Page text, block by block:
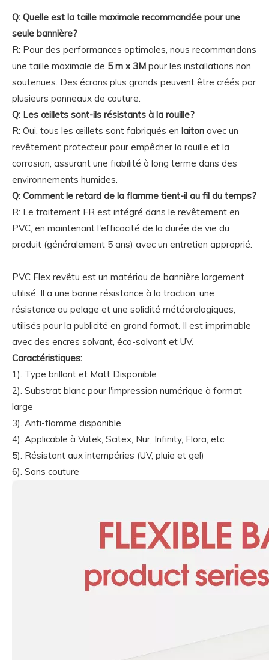
Q: Quelle est la taille maximale recommandée pour une
seule bannière?
R: Pour des performances optimales, nous recommandons
une taille maximale de 5 m x 3M pour les installations non
soutenues. Des écrans plus grands peuvent être créés par
plusieurs panneaux de couture.
Q: Les œillets sont-ils résistants à la rouille?
R: Oui, tous les œillets sont fabriqués en laiton avec un
revêtement protecteur pour empêcher la rouille et la
corrosion, assurant une fiabilité à long terme dans des
environnements humides.
Q: Comment le retard de la flamme tient-il au fil du temps?
R: Le traitement FR est intégré dans le revêtement en
PVC, en maintenant l'efficacité de la durée de vie du
produit (généralement 5 ans) avec un entretien approprié.
PVC Flex revêtu est un matériau de bannière largement
utilisé. Il a une bonne résistance à la traction, une
résistance au pelage et une solidité météorologiques,
utilisés pour la publicité en grand format. Il est imprimable
avec des encres solvant, éco-solvant et UV.
Caractéristiques:
1). Type brillant et Matt Disponible
2). Substrat blanc pour l'impression numérique à format
large
3). Anti-flamme disponible
4). Applicable à Vutek, Scitex, Nur, Infinity, Flora, etc.
5). Résistant aux intempéries (UV, pluie et gel)
6). Sans couture